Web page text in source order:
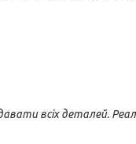
всіх деталей.